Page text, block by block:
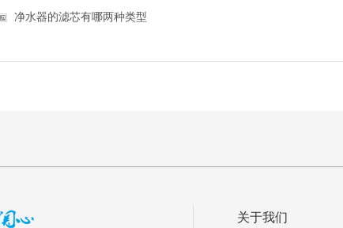
净水器的滤芯有哪两种类型
关于我们